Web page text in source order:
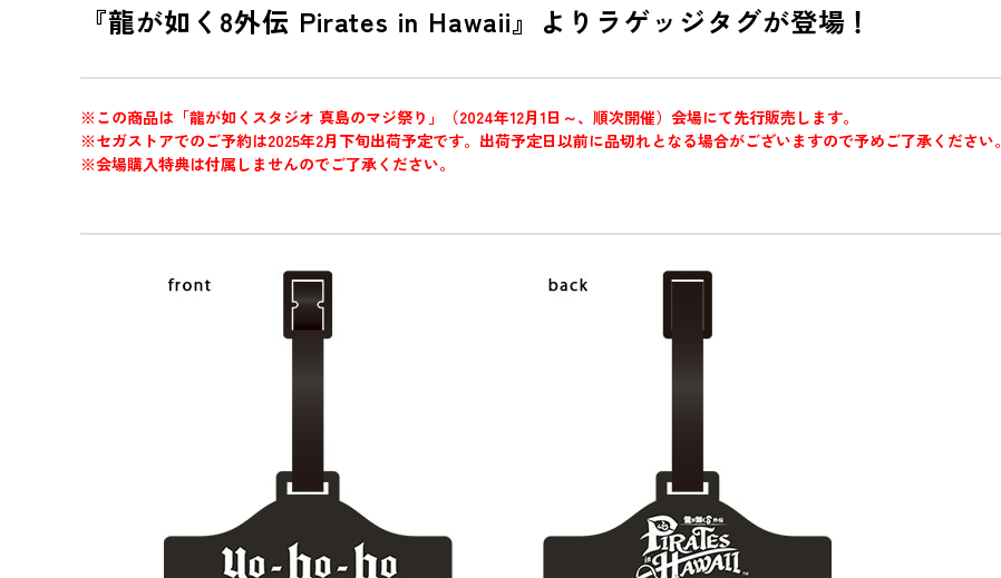
『龍が如く8外伝 Pirates in Hawaii』よりラゲッジタグが登場！
※この商品は「龍が如くスタジオ 真島のマジ祭り」（2024年12月1日～、順次開催）会場にて先行販売します。
※セガストアでのご予約は2025年2月下旬出荷予定です。出荷予定日以前に品切れとなる場合がございますので予めご了承ください。
※会場購入特典は付属しませんのでご了承ください。